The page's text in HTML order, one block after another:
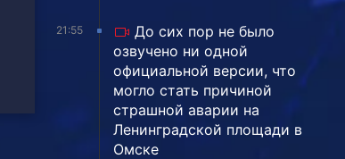
21:55
До сих пор не было
озвучено ни одной
официальной версии, что
могло стать причиной
страшной аварии на
Ленинградской площади в
Омске